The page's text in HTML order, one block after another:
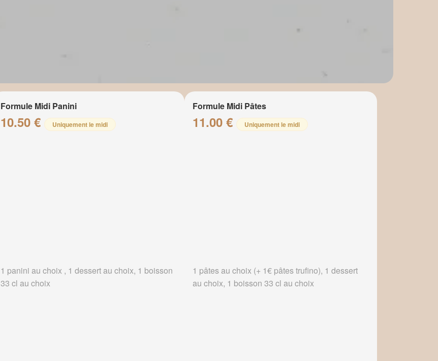
Formule Midi Panini
10.50 € Uniquement le midi
1 panini au choix , 1 dessert au choix, 1 boisson
33 cl au choix
Formule Midi Pâtes
11.00 € Uniquement le midi
1 pâtes au choix (+ 1€ pâtes trufino), 1 dessert
au choix, 1 boisson 33 cl au choix